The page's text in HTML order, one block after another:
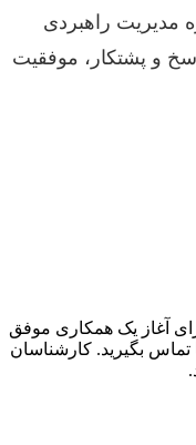
مدیریت راهبردی
و پشتکار، موفقیت
آغاز یک همکاری موفق
تماس بگیرید. کارشناسان